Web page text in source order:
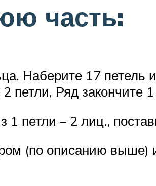
часть:
Наберите 17
петли, Ряд закончите
1 петли – 2 лиц.,
(по описанию выше)